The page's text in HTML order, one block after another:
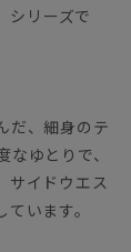
シリーズで
だ、細身のテ
ゆとりで、
サイドウエス
います。